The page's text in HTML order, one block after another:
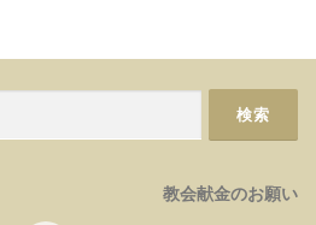
教会献金のお願い